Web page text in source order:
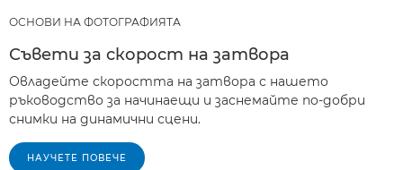
ОСНОВИ НА ФОТОГРАФИЯТА
Съвети за скорост на затвора
Овладейте скоростта на затвора с нашето
ръководство за начинаещи и заснемайте по-добри
снимки на динамични сцени.
НАУЧЕТЕ ПОВЕЧЕ